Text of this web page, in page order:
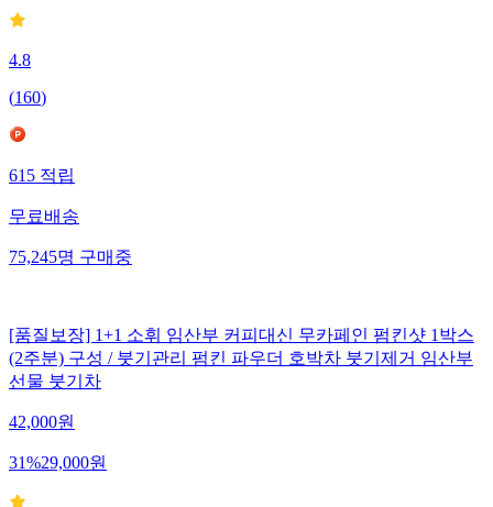
4.8
(160)
615 적립
무료배송
75,245명 구매중
[품질보장] 1+1 소휘 임산부 커피대신 무카페인 펌킨샷 1박스
(2주분) 구성 / 붓기관리 펌킨 파우더 호박차 붓기제거 임산부
선물 붓기차
42,000원
31%29,000원